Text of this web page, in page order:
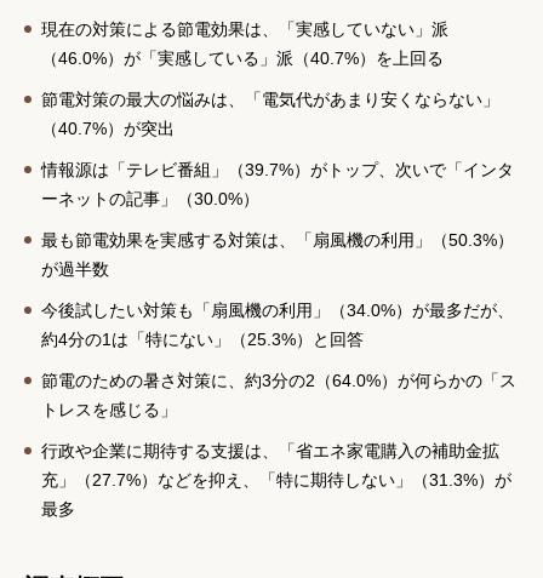
現在の対策による節電効果は、「実感していない」派
（46.0%）が「実感している」派（40.7%）を上回る
節電対策の最大の悩みは、「電気代があまり安くならない」
（40.7%）が突出
情報源は「テレビ番組」（39.7%）がトップ、次いで「インタ
ーネットの記事」（30.0%）
最も節電効果を実感する対策は、「扇風機の利用」（50.3%）
が過半数
今後試したい対策も「扇風機の利用」（34.0%）が最多だが、
約4分の1は「特にない」（25.3%）と回答
節電のための暑さ対策に、約3分の2（64.0%）が何らかの「ス
トレスを感じる」
行政や企業に期待する支援は、「省エネ家電購入の補助金拡
充」（27.7%）などを抑え、「特に期待しない」（31.3%）が
最多